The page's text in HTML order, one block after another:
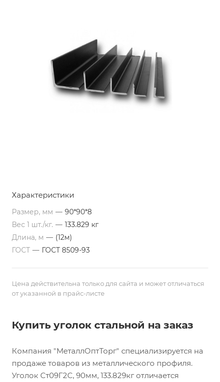
Характеристики
Размер, мм — 90*90*8
Вес 1 шт./кг. — 133.829 кг
Длина, м — (12м)
ГОСТ — ГОСТ 8509-93
Цена действительна только для сайта и может отличаться
от указанной в прайс-листе
Купить уголок стальной на заказ
Компания "МеталлОптТорг" специализируется на
продаже товаров из металлического профиля.
Уголок Ст09Г2С, 90мм, 133.829кг отличается